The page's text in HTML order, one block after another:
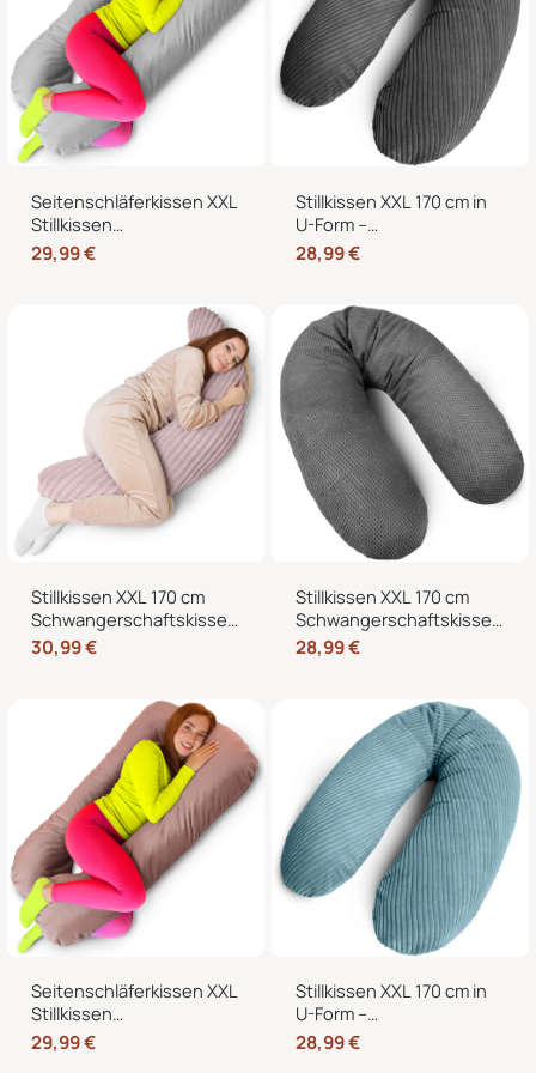
Seitenschläferkissen XXL
Stillkissen
Schwangerschaftskissen
J-Form 120 x 70 cm mit
29,99€
Stillkissen XXL 170 cm in
U-Form –
Schwangerschaftskissen,
Seitenschläferkissen und
Bezug
28,99€
Stillkissen XXL 170 cm
Schwangerschaftskissen
Seitenschläferkissen U-
Form – Lagerungskissen
abnehmbarem Bezug
30,99€
Stillkissen XXL 170 cm
Schwangerschaftskissen
Seitenschläferkissen U-
Form mit abnehmbarem
28,99€
Seitenschläferkissen XXL
Stillkissen
Schwangerschaftskissen
J-Form 120 x 70 cm mit
29,99€
Stillkissen XXL 170 cm in
U-Form –
Schwangerschaftskissen,
Seitenschläferkissen und
28,99€